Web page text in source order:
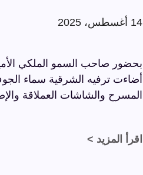
14 أغسطس، 2025
بحضور صاحب السمو الملكي
المسرح والشاشات العملاقة
اقرأ المزيد >